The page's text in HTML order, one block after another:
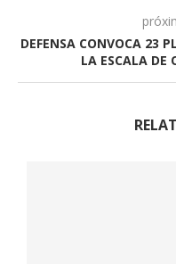
DEFENSA CONVOCA 23
LA ESCALA DE